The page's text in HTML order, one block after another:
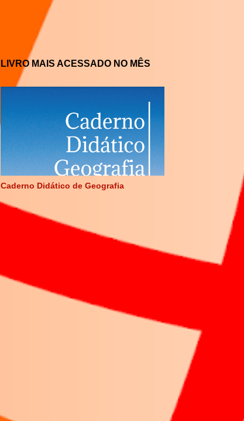
LIVRO MAIS ACESSADO NO MÊS
Caderno Didático de Geografia